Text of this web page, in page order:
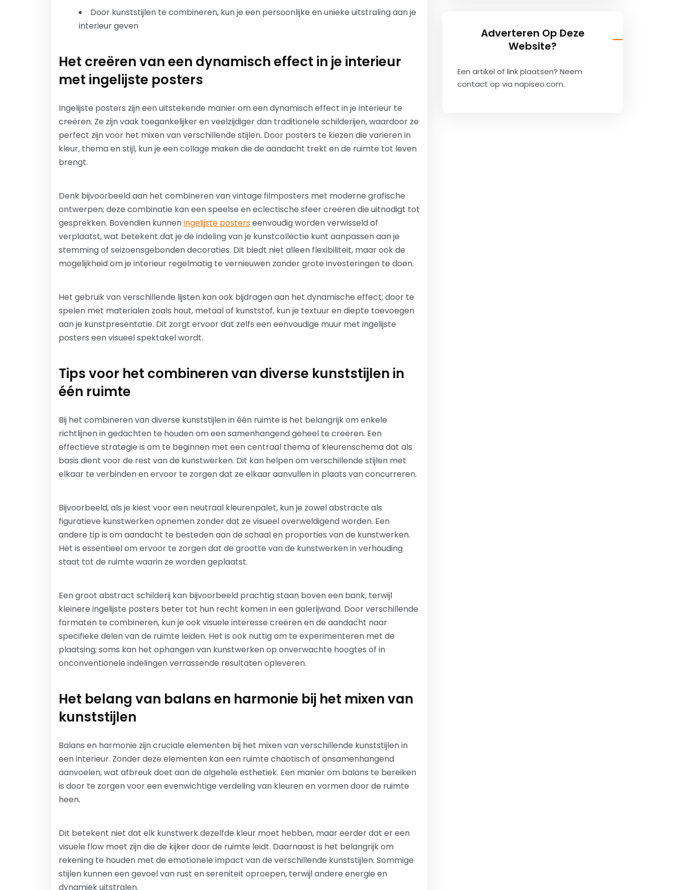
Door kunststijlen te combineren, kun je een persoonlijke en unieke uitstraling aan je
interieur geven
Het creëren van een dynamisch effect in je interieur
met ingelijste posters
Ingelijste posters zijn een uitstekende manier om een dynamisch effect in je interieur te
creëren. Ze zijn vaak toegankelijker en veelzijdiger dan traditionele schilderijen, waardoor ze
perfect zijn voor het mixen van verschillende stijlen. Door posters te kiezen die variëren in
kleur, thema en stijl, kun je een collage maken die de aandacht trekt en de ruimte tot leven
brengt.
Denk bijvoorbeeld aan het combineren van vintage filmposters met moderne grafische
ontwerpen; deze combinatie kan een speelse en eclectische sfeer creëren die uitnodigt tot
gesprekken. Bovendien kunneningelijste posterseenvoudig worden verwisseld of
verplaatst, wat betekent dat je de indeling van je kunstcollectie kunt aanpassen aan je
stemming of seizoensgebonden decoraties. Dit biedt niet alleen flexibiliteit, maar ook de
mogelijkheid om je interieur regelmatig te vernieuwen zonder grote investeringen te doen.
Het gebruik van verschillende lijsten kan ook bijdragen aan het dynamische effect; door te
spelen met materialen zoals hout, metaal of kunststof, kun je textuur en diepte toevoegen
aan je kunstpresentatie. Dit zorgt ervoor dat zelfs een eenvoudige muur met ingelijste
posters een visueel spektakel wordt.
Tips voor het combineren van diverse kunststijlen in
één ruimte
Bij het combineren van diverse kunststijlen in één ruimte is het belangrijk om enkele
richtlijnen in gedachten te houden om een samenhangend geheel te creëren. Een
effectieve strategie is om te beginnen met een centraal thema of kleurenschema dat als
basis dient voor de rest van de kunstwerken. Dit kan helpen om verschillende stijlen met
elkaar te verbinden en ervoor te zorgen dat ze elkaar aanvullen in plaats van concurreren.
Bijvoorbeeld, als je kiest voor een neutraal kleurenpalet, kun je zowel abstracte als
figuratieve kunstwerken opnemen zonder dat ze visueel overweldigend worden. Een
andere tip is om aandacht te besteden aan de schaal en proporties van de kunstwerken.
Het is essentieel om ervoor te zorgen dat de grootte van de kunstwerken in verhouding
staat tot de ruimte waarin ze worden geplaatst.
Een groot abstract schilderij kan bijvoorbeeld prachtig staan boven een bank, terwijl
kleinere ingelijste posters beter tot hun recht komen in een galerijwand. Door verschillende
formaten te combineren, kun je ook visuele interesse creëren en de aandacht naar
specifieke delen van de ruimte leiden. Het is ook nuttig om te experimenteren met de
plaatsing; soms kan het ophangen van kunstwerken op onverwachte hoogtes of in
onconventionele indelingen verrassende resultaten opleveren.
Het belang van balans en harmonie bij het mixen van
kunststijlen
Balans en harmonie zijn cruciale elementen bij het mixen van verschillende kunststijlen in
een interieur. Zonder deze elementen kan een ruimte chaotisch of onsamenhangend
aanvoelen, wat afbreuk doet aan de algehele esthetiek. Een manier om balans te bereiken
is door te zorgen voor een evenwichtige verdeling van kleuren en vormen door de ruimte
heen.
Dit betekent niet dat elk kunstwerk dezelfde kleur moet hebben, maar eerder dat er een
visuele flow moet zijn die de kijker door de ruimte leidt. Daarnaast is het belangrijk om
rekening te houden met de emotionele impact van de verschillende kunststijlen. Sommige
stijlen kunnen een gevoel van rust en sereniteit oproepen, terwijl andere energie en
dynamiek uitstralen.
Adverteren Op Deze
Website?
Een artikel of link plaatsen? Neem
contact op via napiseo.com.